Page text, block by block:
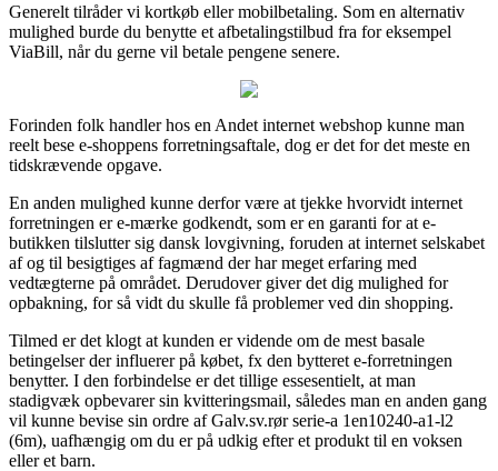
Generelt tilråder vi kortkøb eller mobilbetaling. Som en alternativ
mulighed burde du benytte et afbetalingstilbud fra for eksempel
ViaBill, når du gerne vil betale pengene senere.
Forinden folk handler hos en Andet internet webshop kunne man
reelt bese e-shoppens forretningsaftale, dog er det for det meste en
tidskrævende opgave.
En anden mulighed kunne derfor være at tjekke hvorvidt internet
forretningen er e-mærke godkendt, som er en garanti for at e-
butikken tilslutter sig dansk lovgivning, foruden at internet selskabet
af og til besigtiges af fagmænd der har meget erfaring med
vedtægterne på området. Derudover giver det dig mulighed for
opbakning, for så vidt du skulle få problemer ved din shopping.
Tilmed er det klogt at kunden er vidende om de mest basale
betingelser der influerer på købet, fx den bytteret e-forretningen
benytter. I den forbindelse er det tillige essesentielt, at man
stadigvæk opbevarer sin kvitteringsmail, således man en anden gang
vil kunne bevise sin ordre af Galv.sv.rør serie-a 1en10240-a1-l2
(6m), uafhængig om du er på udkig efter et produkt til en voksen
eller et barn.